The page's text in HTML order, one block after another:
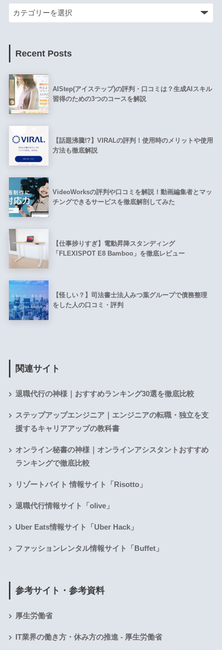
Recent Posts
AIStep(アイステップ)の評判・口コミは？生成AIスキル
習得のための3つのコースを解説
【話題沸騰!?】VIRALの評判！使用時のメリットや使用
方法も徹底解説
VideoWorksの評判や口コミを解説！動画編集者とマッ
チングできるサービスを徹底解剖してみた
【仕事捗りすぎ】電動昇降スタンディング
「FLEXISPOT E8 Bamboo」を徹底レビュー
【怪しい？】司法書士法人みつ葉グループで債務整理
をした人の口コミ・評判
関連サイト
退職代行の神様｜おすすめランキング30選を徹底比較
ステップアップエンジニア｜エンジニアの転職・独立を支
援するキャリアアップの教科書
オンライン秘書の神様｜オンラインアシスタントおすすめ
ランキングで徹底比較
リゾートバイト 情報サイト「Risotto」
退職代行情報サイト「olive」
Uber Eats情報サイト「Uber Hack」
ファッションレンタル情報サイト「Buffet」
参考サイト・参考資料
厚生労働省
IT業界の働き方・休み方の推進 - 厚生労働省